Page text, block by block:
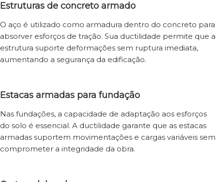
Estruturas de concreto armado
O aço é utilizado como armadura dentro do concreto para
absorver esforços de tração. Sua ductilidade permite que a
estrutura suporte deformações sem ruptura imediata,
aumentando a segurança da edificação.
Estacas armadas para fundação
Nas fundações, a capacidade de adaptação aos esforços
do solo é essencial. A ductilidade garante que as estacas
armadas suportem movimentações e cargas variáveis sem
comprometer a integridade da obra.